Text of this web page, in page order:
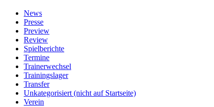
News
Presse
Preview
Review
Spielberichte
Termine
Trainerwechsel
Trainingslager
Transfer
Unkategorisiert (nicht auf Startseite)
Verein